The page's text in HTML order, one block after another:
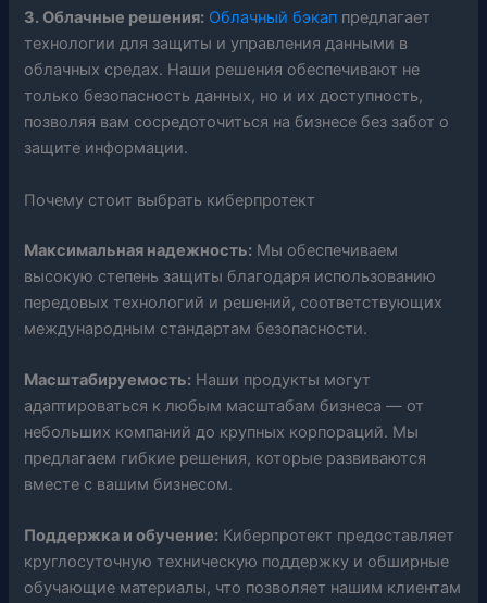
3. Облачные решения: Облачный бэкап предлагает
технологии для защиты и управления данными в
облачных средах. Наши решения обеспечивают не
только безопасность данных, но и их доступность,
позволяя вам сосредоточиться на бизнесе без забот о
защите информации.
Почему стоит выбрать киберпротект
Максимальная надежность: Мы обеспечиваем
высокую степень защиты благодаря использованию
передовых технологий и решений, соответствующих
международным стандартам безопасности.
Масштабируемость: Наши продукты могут
адаптироваться к любым масштабам бизнеса — от
небольших компаний до крупных корпораций. Мы
предлагаем гибкие решения, которые развиваются
вместе с вашим бизнесом.
Поддержка и обучение: Киберпротект предоставляет
круглосуточную техническую поддержку и обширные
обучающие материалы, что позволяет нашим клиентам